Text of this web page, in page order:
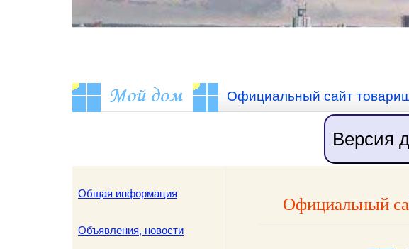
Официальный сайт
Версия
Общая информация
Объявления, новости
Официальный